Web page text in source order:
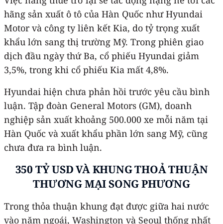
hãng sản xuất ô tô của Hàn Quốc như Hyundai
Motor và công ty liên kết Kia, do tỷ trọng xuất
khẩu lớn sang thị trường Mỹ. Trong phiên giao
dịch đầu ngày thứ Ba, cổ phiếu Hyundai giảm
3,5%, trong khi cổ phiếu Kia mất 4,8%.
Hyundai hiện chưa phản hồi trước yêu cầu bình
luận. Tập đoàn General Motors (GM), doanh
nghiệp sản xuất khoảng 500.000 xe mỗi năm tại
Hàn Quốc và xuất khẩu phần lớn sang Mỹ, cũng
chưa đưa ra bình luận.
350 TỶ USD VÀ KHUNG THOẢ THUẬN
THƯƠNG MẠI SONG PHƯƠNG
Trong thỏa thuận khung đạt được giữa hai nước
vào năm ngoái, Washington và Seoul thống nhất